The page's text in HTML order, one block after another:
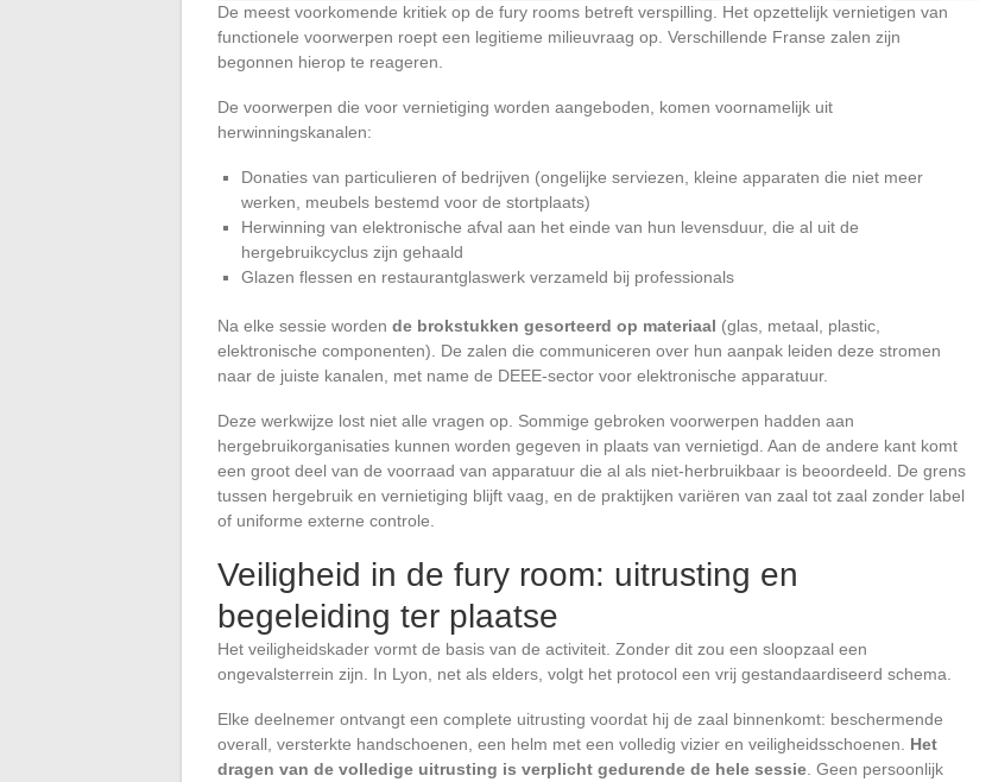
De meest voorkomende kritiek op de fury rooms betreft verspilling. Het opzettelijk vernietigen van
functionele voorwerpen roept een legitieme milieuvraag op. Verschillende Franse zalen zijn
begonnen hierop te reageren.
De voorwerpen die voor vernietiging worden aangeboden, komen voornamelijk uit
herwinningskanalen:
Donaties van particulieren of bedrijven (ongelijke serviezen, kleine apparaten die niet meer
werken, meubels bestemd voor de stortplaats)
Herwinning van elektronische afval aan het einde van hun levensduur, die al uit de
hergebruikcyclus zijn gehaald
Glazen flessen en restaurantglaswerk verzameld bij professionals
Na elke sessie worden de brokstukken gesorteerd op materiaal (glas, metaal, plastic,
elektronische componenten). De zalen die communiceren over hun aanpak leiden deze stromen
naar de juiste kanalen, met name de DEEE-sector voor elektronische apparatuur.
Deze werkwijze lost niet alle vragen op. Sommige gebroken voorwerpen hadden aan
hergebruikorganisaties kunnen worden gegeven in plaats van vernietigd. Aan de andere kant komt
een groot deel van de voorraad van apparatuur die al als niet-herbruikbaar is beoordeeld. De grens
tussen hergebruik en vernietiging blijft vaag, en de praktijken variëren van zaal tot zaal zonder label
of uniforme externe controle.
Veiligheid in de fury room: uitrusting en
begeleiding ter plaatse
Het veiligheidskader vormt de basis van de activiteit. Zonder dit zou een sloopzaal een
ongevalsterrein zijn. In Lyon, net als elders, volgt het protocol een vrij gestandaardiseerd schema.
Elke deelnemer ontvangt een complete uitrusting voordat hij de zaal binnenkomt: beschermende
overall, versterkte handschoenen, een helm met een volledig vizier en veiligheidsschoenen. Het
dragen van de volledige uitrusting is verplicht gedurende de hele sessie . Geen persoonlijk